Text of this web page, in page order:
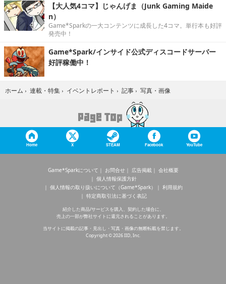
【大人気4コマ】じゃんげま（Junk Gaming Maide
n）
Game*Sparkの一大コンテンツに成長した4コマ。単行本も好評
発売中！
Game*Spark/インサイド公式ディスコードサーバー
好評稼働中！
ホーム › 連載・特集 › イベントレポート › 記事 › 写真・画像
Home X STEAM Facebook YouTube
Game*Sparkについて お問合せ 広告掲載
会社概要
個人情報保護方針
個人情報の取り扱いについて（Game*Spark）
利用規約
特定商取引法に基づく表記
紹介した商品/サービスを購入、契約した場合に、
売上の一部が弊社サイトに還元されることがあります。
当サイトに掲載の記事・見出し・写真・画像の無断転載を禁じます。
Copyright © 2026 IID, Inc.